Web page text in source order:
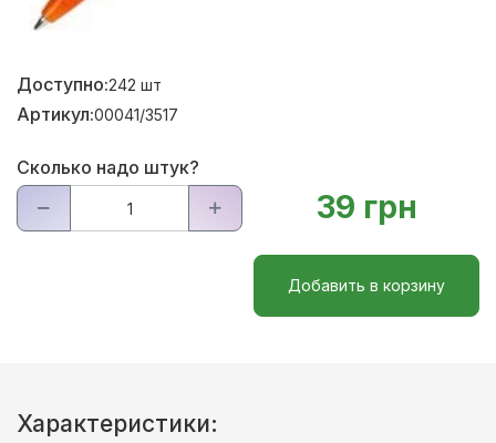
Доступно:242 шт
Артикул:00041/3517
Сколько надо штук?
39 грн
Добавить в корзину
Характеристики: